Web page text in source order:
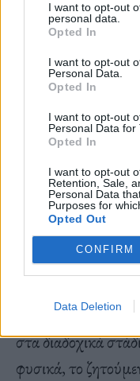
I want to opt-out
personal data.
Opted In
I want to opt-out
Personal Data.
Opted In
I want to opt-out
Personal Data for
Opted In
I want to opt-out
Retention, Sale,
Personal Data
Purposes for
Opted Out
CONFIRM
Data Deletion
μισοφέγγαρα ή
σκιές ματιών,
που κρύβουν το
είναι ένα
δείτε μερικές από
αντίστροφο
Σέρμαν
μία και μοναδική
στα διαδοχικά
φυσικά, το